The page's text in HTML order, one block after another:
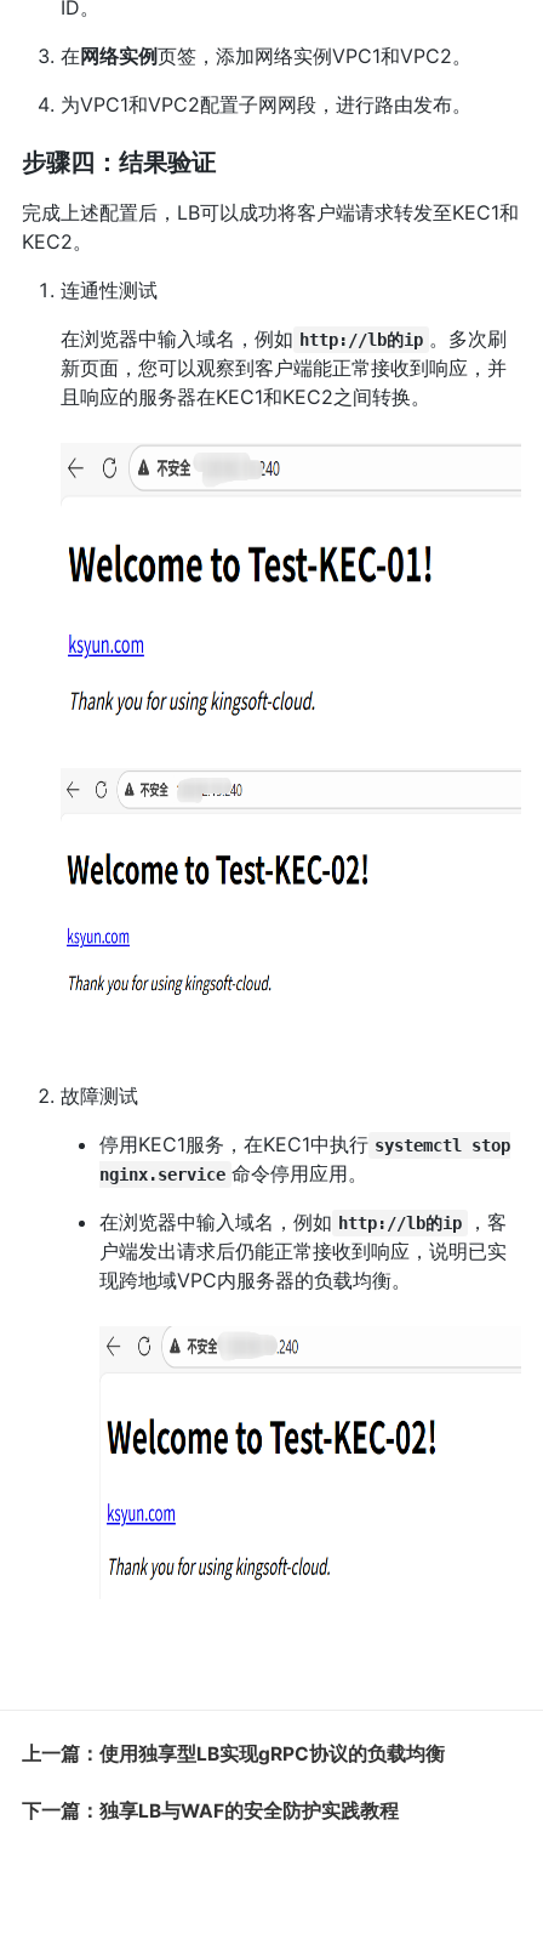
ID。
在网络实例页签，添加网络实例VPC1和VPC2。
为VPC1和VPC2配置子网网段，进行路由发布。
步骤四：结果验证
完成上述配置后，LB可以成功将客户端请求转发至KEC1和
KEC2。
连通性测试
在浏览器中输入域名，例如 http://lb的ip 。多次刷
新页面，您可以观察到客户端能正常接收到响应，并
且响应的服务器在KEC1和KEC2之间转换。
故障测试
停用KEC1服务，在KEC1中执行 systemctl stop
nginx.service 命令停用应用。
在浏览器中输入域名，例如 http://lb的ip
，客
户端发出请求后仍能正常接收到响应，说明已实
现跨地域VPC内服务器的负载均衡。
上一篇：使用独享型LB实现gRPC协议的负载均衡
下一篇：独享LB与WAF的安全防护实践教程